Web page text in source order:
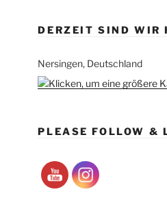
DERZEIT SIND WIR
Nersingen, Deutschland
PLEASE FOLLOW &